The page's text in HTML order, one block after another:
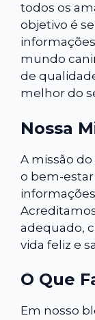
todos os
objetivo é
mundo
de
melhor do
Nossa
A missão do
o bem-estar
adequado,
vida feliz e
O Que
Em nosso